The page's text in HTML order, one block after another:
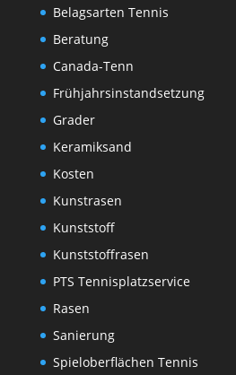
Belagsarten Tennis
Beratung
Canada-Tenn
Frühjahrsinstandsetzung
Grader
Keramiksand
Kosten
Kunstrasen
Kunststoff
Kunststoffrasen
PTS Tennisplatzservice
Rasen
Sanierung
Spieloberflächen Tennis